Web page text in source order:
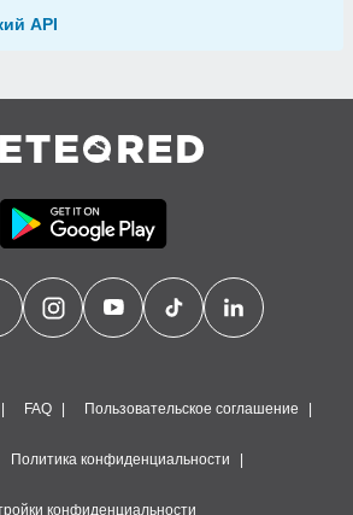
API
FAQ Пользовательское соглашение
Политика конфиденциальности
конфиденциальности